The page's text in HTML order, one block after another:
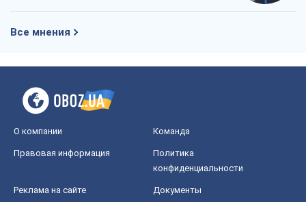
Все мнения
О компании Команда
Правовая информация
Политика
конфиденциальности
Реклама на сайте Документы